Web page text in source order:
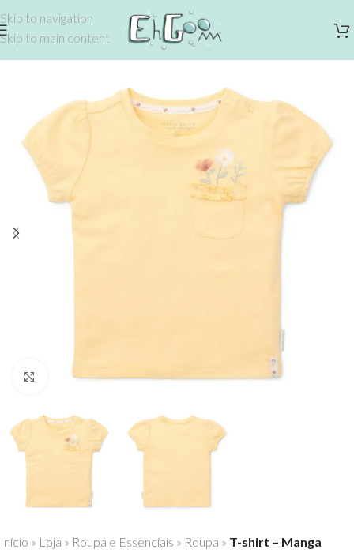
Skip to navigation
Skip to main content
Click to enlarge
Início » Loja » Roupa e Essenciais » Roupa » T-shirt – Manga